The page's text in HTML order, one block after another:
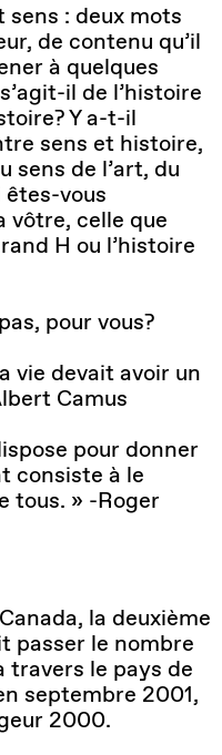
: deux mots
de contenu qu’il
à quelques
il de l’histoire
Y a-t-il
sens et histoire,
sens de l’art, du
vous
vôtre, celle que
H ou l’histoire
pour vous?
vie devait avoir un
Camus
pour donner
consiste à le
tous. » -Roger
la deuxième
passer le nombre
travers le pays de
septembre 2001,
2000.